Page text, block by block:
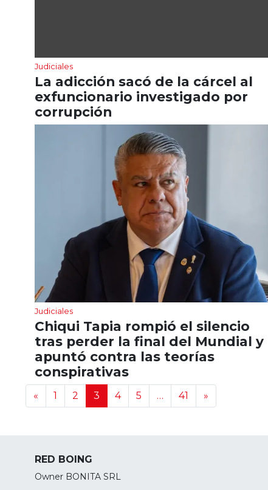
Judiciales
La adicción sacó de la cárcel al
exfuncionario investigado por
corrupción
Judiciales
Chiqui Tapia rompió el silencio
tras perder la final del Mundial y
apuntó contra las teorías
conspirativas
Navegación de noticias
« 1 2 3 4 5 … 41 »
RED BOING
Owner BONITA SRL